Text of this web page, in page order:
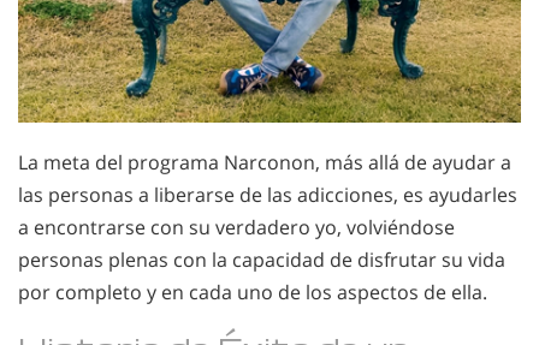
La meta del programa Narconon, más allá de ayudar a
las personas a liberarse de las adicciones, es ayudarles
a encontrarse con su verdadero yo, volviéndose
personas plenas con la capacidad de disfrutar su vida
por completo y en cada uno de los aspectos de ella.